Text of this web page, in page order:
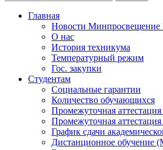
Главная
Новости Минпросвещение
О нас
История техникума
Температурный режим
Гос. закупки
Студентам
Социальные гарантии
Количество обучающихся
Промежуточная
Промежуточная
График сдачи
Дистанционное обучение